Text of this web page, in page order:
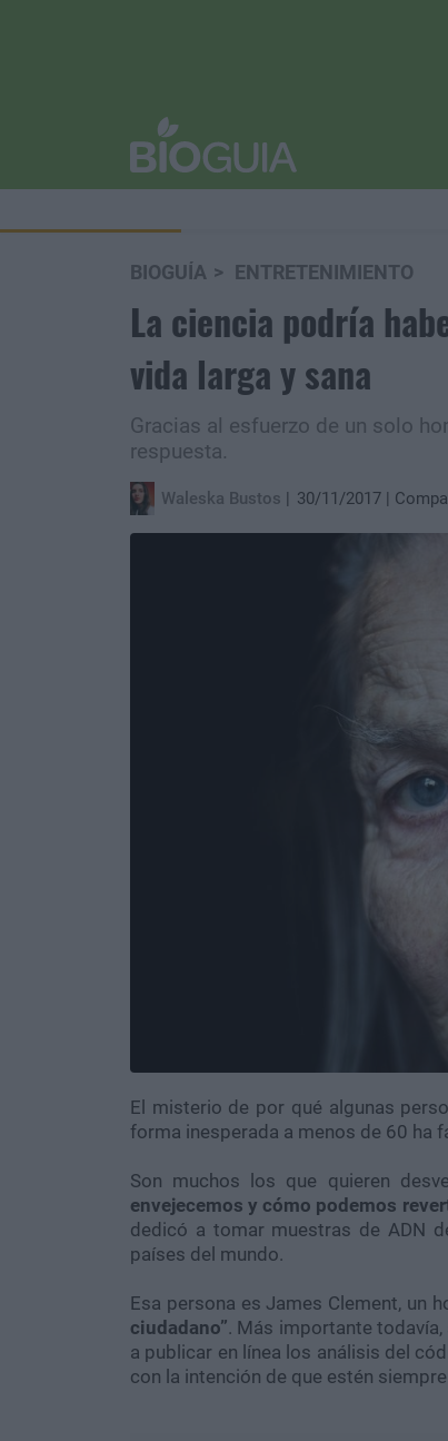
BIOGUÍA ENTRETENIMIENTO
La ciencia podría
vida larga y sana
Gracias al esfuerzo de un solo
respuesta.
Waleska Bustos 30/11/2017
El misterio de por qué algunas
forma inesperada a menos de 60 ha
Son muchos los que quieren
envejecemos y cómo podemos
dedicó a tomar muestras de ADN
países del mundo.
Esa persona es James Clement, un
ciudadano”. Más importante
a publicar en línea los análisis del
con la intención de que estén